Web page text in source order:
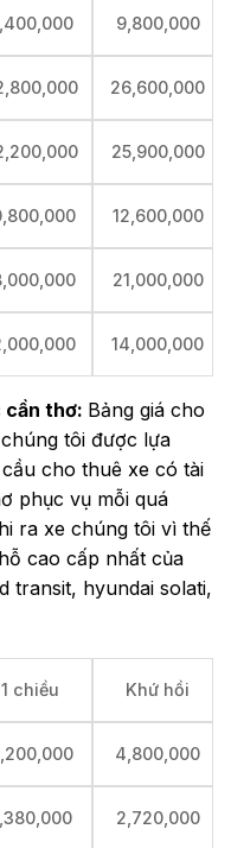
9,800,000
26,600,000
25,900,000
12,600,000
21,000,000
14,000,000
cần thơ: Bảng giá cho
tôi được lựa
cho thuê xe có tài
phục vụ mỗi quá
ra xe chúng tôi vì thế
cao cấp nhất của
transit, hyundai solati,
1 chiều Khứ hồi
4,800,000
2,720,000